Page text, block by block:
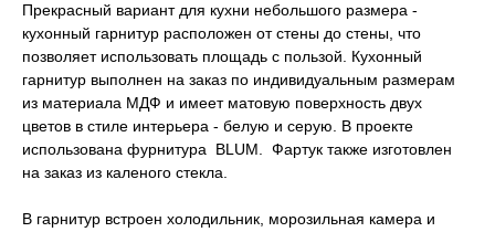
Прекрасный вариант для кухни небольшого размера -
кухонный гарнитур расположен от стены до стены, что
позволяет использовать площадь с пользой. Кухонный
гарнитур выполнен на заказ по индивидуальным размерам
из материала МДФ и имеет матовую поверхность двух
цветов в стиле интерьера - белую и серую. В проекте
использована фурнитура BLUM. Фартук также изготовлен
на заказ из каленого стекла.
В гарнитур встроен холодильник, морозильная камера и